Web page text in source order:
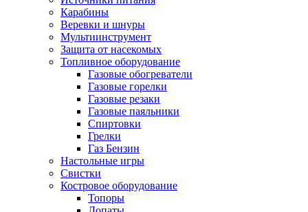
Карабины
Веревки и шнуры
Мультиинструмент
Защита от насекомых
Топливное оборудование
Газовые обогреватели
Газовые горелки
Газовые резаки
Газовые паяльники
Спиртовки
Грелки
Газ Бензин
Настольные игры
Свистки
Костровое оборудование
Топоры